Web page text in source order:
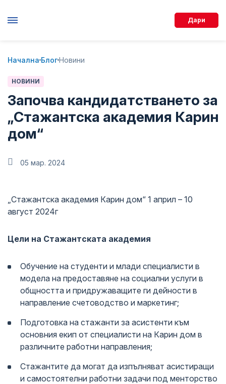
Дари
Начална БлогНовини
НОВИНИ
Започва кандидатстването за
„Стажантска академия Карин
дом“
05 мар. 2024
„Стажантска академия Карин дом“ 1 април – 10
август 2024г
Цели на Стажантската академия
Обучение на студенти и млади специалисти в
модела на предоставяне на социални услуги в
общността и придружаващите ги дейности в
направление счетоводство и маркетинг;
Подготовка на стажанти за асистенти към
основния екип от специалисти на Карин дом в
различните работни направления;
Стажантите да могат да изпълняват асистиращи
и самостоятелни работни задачи под менторство